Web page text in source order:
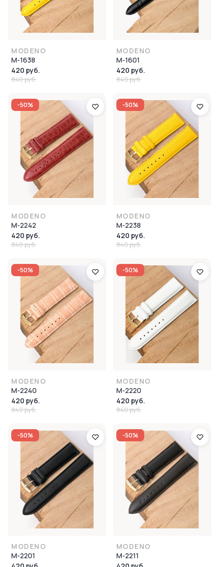
MODENO
M-1638
420 руб.
840 руб.
MODENO
M-1601
420 руб.
840 руб.
-50%
MODENO
M-2242
420 руб.
840 руб.
-50%
MODENO
M-2238
420 руб.
840 руб.
-50%
MODENO
M-2240
420 руб.
840 руб.
-50%
MODENO
M-2220
420 руб.
840 руб.
-50%
MODENO
M-2201
-50%
MODENO
M-2211